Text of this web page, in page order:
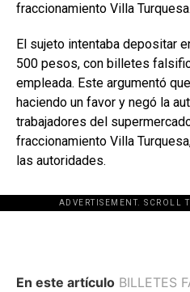
fraccionamiento Villa Turquesa.
El sujeto intentaba depositar
500 pesos, con billetes
empleada. Este argumentó
haciendo un favor y negó la
trabajadores del
fraccionamiento Villa
las autoridades.
ADVERTISEMENT. SCROLL
En este artículo BILLETES